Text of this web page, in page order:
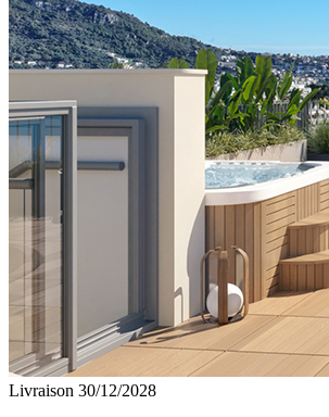
Livraison 30/12/2028